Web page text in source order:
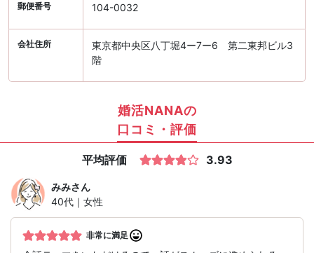
郵便番号 104-0032
会社住所
東京都中央区八丁堀4ー7ー6 第二東邦ビル3
階
婚活NANAの
口コミ・評価
平均評価 3.93
みみさん
40代｜女性
非常に満足